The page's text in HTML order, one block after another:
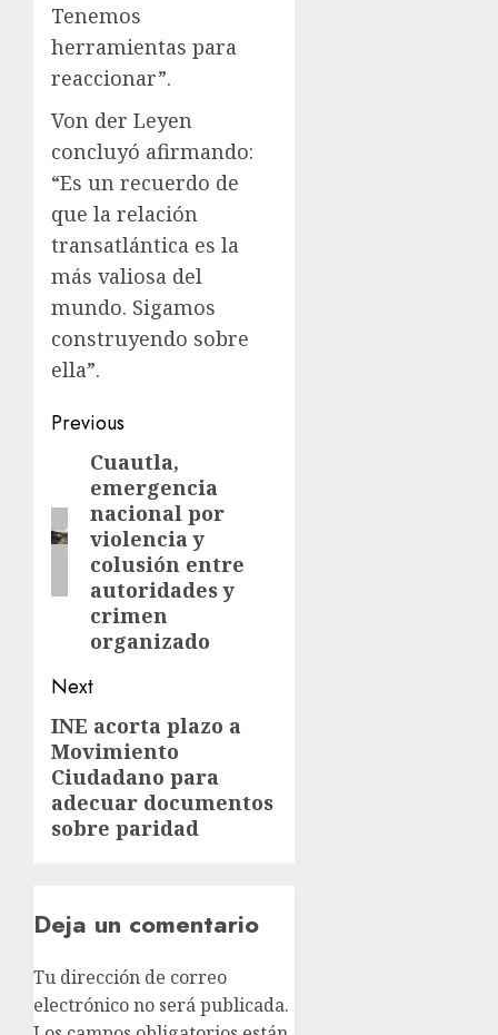
Tenemos
herramientas para
reaccionar”.
Von der Leyen
concluyó afirmando:
“Es un recuerdo de
que la relación
transatlántica es la
más valiosa del
mundo. Sigamos
construyendo sobre
ella”.
Previous
Cuautla,
emergencia
nacional por
violencia y
colusión entre
autoridades y
crimen
organizado
Next
INE acorta plazo a
Movimiento
Ciudadano para
adecuar documentos
sobre paridad
Deja un comentario
Tu dirección de correo
electrónico no será publicada.